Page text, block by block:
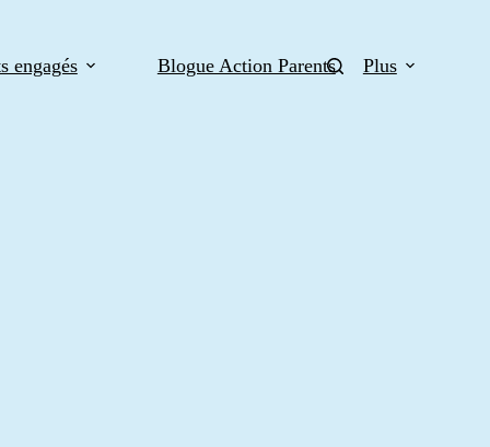
engagés Blogue Action Parents Plus